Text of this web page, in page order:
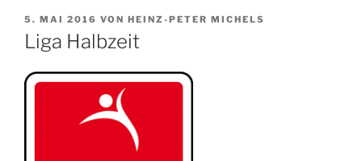
VERÖFFENTLICHT
AM
5. MAI 2016 VON HEINZ-PETER MICHELS
Liga Halbzeit